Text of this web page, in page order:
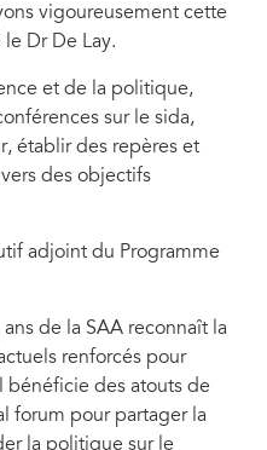
vigoureusement cette
Dr De Lay.
et de la politique,
sur le sida,
établir des repères et
des objectifs
adjoint du Programme
de la SAA reconnaît la
renforcés pour
bénéficie des atouts de
forum pour partager la
la politique sur le